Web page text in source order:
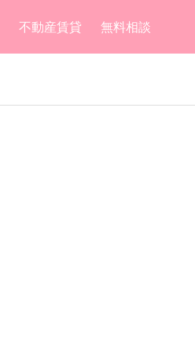
不動産賃貸 無料相談